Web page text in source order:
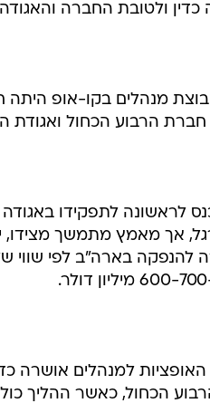
כדין ולטובת החברה
מנהלים בקו-אופ
הרבוע הכחול ואגודת
אך מאמץ מתמשך מצידו,
למנהלים אושרה
הכחול, כאשר ההליך